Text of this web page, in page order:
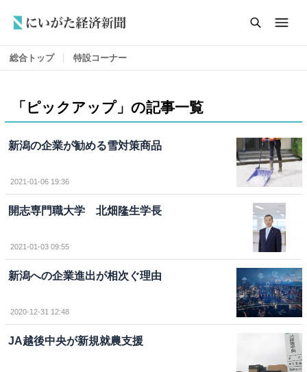
総合トップ 特設コーナー
「ピックアップ」の記事一覧
新潟の企業が勧める雪対策商品
2021-01-06 19:36
開志専門職大学 北畑隆生学長
2021-01-03 09:55
新潟への企業進出が相次ぐ理由
2020-12-31 12:48
JA越後中央が新規就農支援